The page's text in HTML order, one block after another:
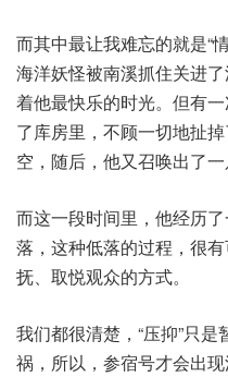
而其中最让我难忘的就是“
海洋妖怪被南溪抓住关进
着他最快乐的时光。但有
了库房里，不顾一切地扯
空，随后，他又召唤出了一
而这一段时间里，他经历
落，这种低落的过程，很
抚、取悦观众的方式。
我们都很清楚，“压抑”只
祸，所以，参宿号才会出